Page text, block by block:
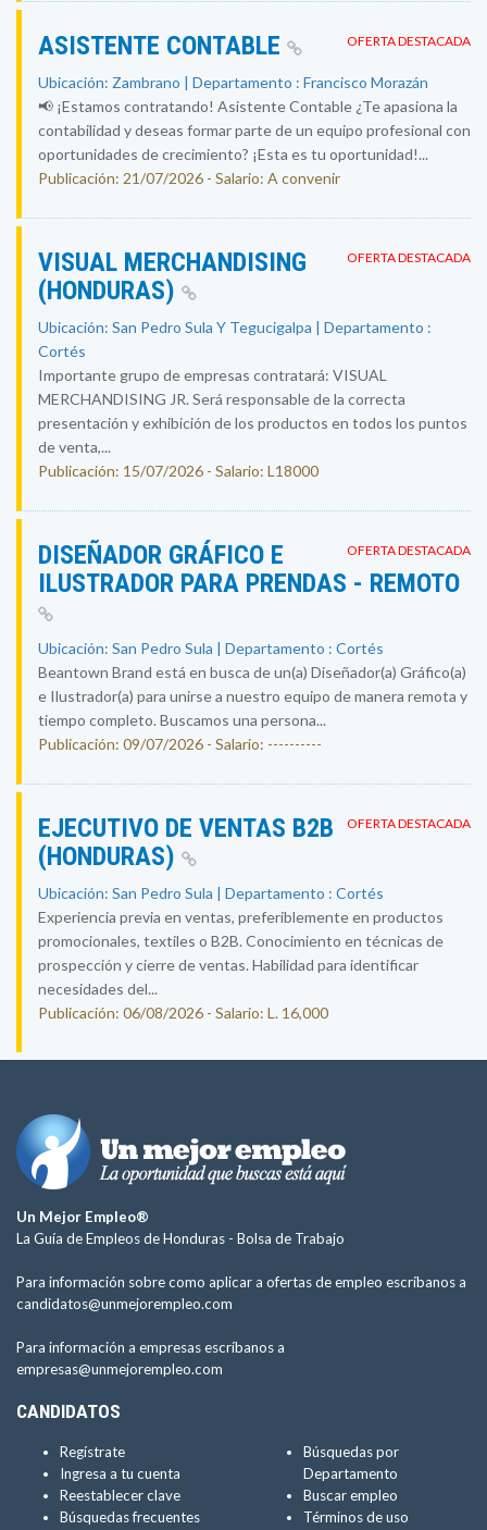
OFERTA DESTACADA
ASISTENTE CONTABLE
Ubicación: Zambrano | Departamento : Francisco Morazán
📢 ¡Estamos contratando! Asistente Contable ¿Te apasiona la
contabilidad y deseas formar parte de un equipo profesional con
oportunidades de crecimiento? ¡Esta es tu oportunidad!...
Publicación: 21/07/2026 - Salario: A convenir
OFERTA DESTACADA
VISUAL MERCHANDISING
(HONDURAS)
Ubicación: San Pedro Sula Y Tegucigalpa | Departamento :
Cortés
Importante grupo de empresas contratará: VISUAL
MERCHANDISING JR. Será responsable de la correcta
presentación y exhibición de los productos en todos los puntos
de venta,...
Publicación: 15/07/2026 - Salario: L18000
OFERTA DESTACADA
DISEÑADOR GRÁFICO E
ILUSTRADOR PARA PRENDAS - REMOTO
Ubicación: San Pedro Sula | Departamento : Cortés
Beantown Brand está en busca de un(a) Diseñador(a) Gráfico(a)
e Ilustrador(a) para unirse a nuestro equipo de manera remota y
tiempo completo. Buscamos una persona...
Publicación: 09/07/2026 - Salario: ----------
OFERTA DESTACADA
EJECUTIVO DE VENTAS B2B
(HONDURAS)
Ubicación: San Pedro Sula | Departamento : Cortés
Experiencia previa en ventas, preferiblemente en productos
promocionales, textiles o B2B. Conocimiento en técnicas de
prospección y cierre de ventas. Habilidad para identificar
necesidades del...
Publicación: 06/08/2026 - Salario: L. 16,000
Un Mejor Empleo®
La Guía de Empleos de Honduras - Bolsa de Trabajo
Para información sobre como aplicar a ofertas de empleo escríbanos a
candidatos@unmejorempleo.com
Para información a empresas escríbanos a
empresas@unmejorempleo.com
CANDIDATOS
Regístrate
Ingresa a tu cuenta
Reestablecer clave
Búsquedas frecuentes
Búsquedas por
Departamento
Buscar empleo
Términos de uso